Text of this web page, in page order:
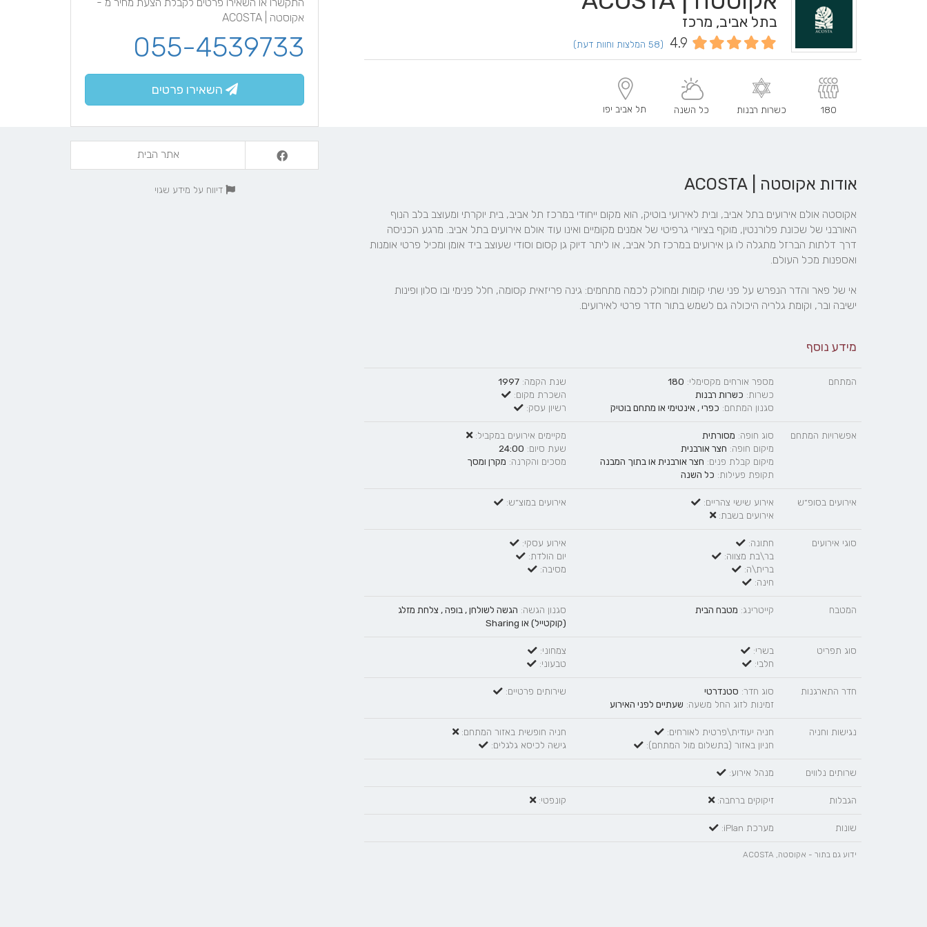
אקוסטה | ACOSTA
055-4539733
השאירו פרטים
אתר הבית
דיווח על מידע שגוי
בתל אביב, מרכז
4.9 (58 המלצות וחוות דעת)
180 כשרות רבנות כל השנה תל אביב יפו
אודות אקוסטה | ACOSTA
ישיבה ובר, וקומת גלריה היכולה גם לשמש בתור חדר פרטי לאירועים.
מידע נוסף
המתחם מספר אורחים מקסימלי: 180
כשרות: כשרות רבנות
סגנון המתחם: כפרי, אינטימי או מתחם בוטיק
שנת הקמה: 1997
השכרת מקום:
רשיון עסק:
אפשרויות המתחם סוג חופה: מסורתית
מיקום חופה: חצר אורבנית
מיקום קבלת פנים: חצר אורבנית או בתוך המבנה
תקופת פעילות: כל השנה
מקיימים אירועים במקביל:
שעת סיום: 24:00
מסכים והקרנה: מקרן ומסך
אירועים בסופ״ש
אירוע שישי צהריים:
אירועים בשבת:
אירועים במוצ״ש:
סוגי אירועים
חתונה:
בר\בת מצווה:
ברית\ה:
חינה:
אירוע עסקי:
יום הולדת:
מסיבה:
המטבח קייטרינג: מטבח הבית סגנון הגשה: הגשה לשולחן, בופה, צלחת מזלג
(קוקטייל) או Sharing
סוג תפריט
בשרי:
חלבי:
צמחוני:
טבעוני:
חדר התארגנות סוג חדר: סטנדרטי
זמינות לזוג החל משעה: שעתיים לפני האירוע
שירותים פרטיים:
נגישות וחניה
חניה יעודית\פרטית לאורחים:
חניון באזור (בתשלום מול המתחם):
חניה חופשית באזור המתחם:
גישה לכיסא גלגלים:
שרותים נלווים מנהל אירוע:
הגבלות זיקוקים ברחבה: קונפטי:
שונות מערכת iPlan:
ידוע גם בתור - אקוסטה, ACOSTA